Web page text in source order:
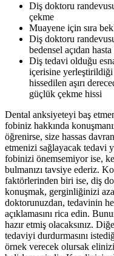
Diş doktoru
çekme
Muayene için sıra
Diş doktoru
bedensel açıdan
Diş tedavi olduğu
içerisine
hissedilen aşırı
güçlük çekme hissi
Dental anksiyeteyi baş
fobiniz hakkında
öğrenirse, size hassas
etmenizi sağlayacak tedavi
fobinizi önemsemiyor ise,
bulmanızı tavsiye ederiz.
faktörlerinden biri ise, diş
konuşmak, gerginliğinizi
doktorunuzdan, tedavinin
açıklamasını rica edin.
hazır etmiş olacaksınız.
tedaviyi durdurmasını
örnek verecek olursak